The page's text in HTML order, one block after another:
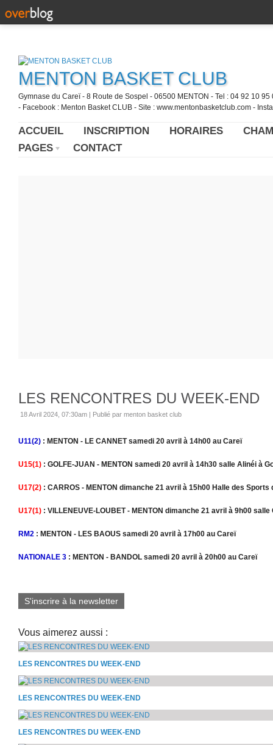
MENTON BASKET CLUB
Gymnase du Careï - 8 Route de Sospel - 06500 MENTON - Tel : 04 92 10
- Facebook : Menton Basket CLUB - Site : www.mentonbasketclub.com -
ACCUEIL INSCRIPTION HORAIRES
PAGES
CONTACT
LES RENCONTRES DU WEEK-END
18 Avril 2024, 07:30am | Publié par menton basket club
U11(2) : MENTON - LE CANNET samedi 20 avril à 14h00 au Careï
U15(1) : GOLFE-JUAN - MENTON samedi 20 avril à 14h30 salle Alinéi à
U17(2) : CARROS - MENTON dimanche 21 avril à 15h00 Halle des Sports
U17(1) : VILLENEUVE-LOUBET - MENTON dimanche 21 avril à 9h00
RM2 : MENTON - LES BAOUS samedi 20 avril à 17h00 au Careï
NATIONALE 3 : MENTON - BANDOL samedi 20 avril à 20h00 au Careï
S'inscrire à la newsletter
Vous aimerez aussi :
LES RENCONTRES DU WEEK-END
LES RENCONTRES DU WEEK-END
LES RENCONTRES DU WEEK-END